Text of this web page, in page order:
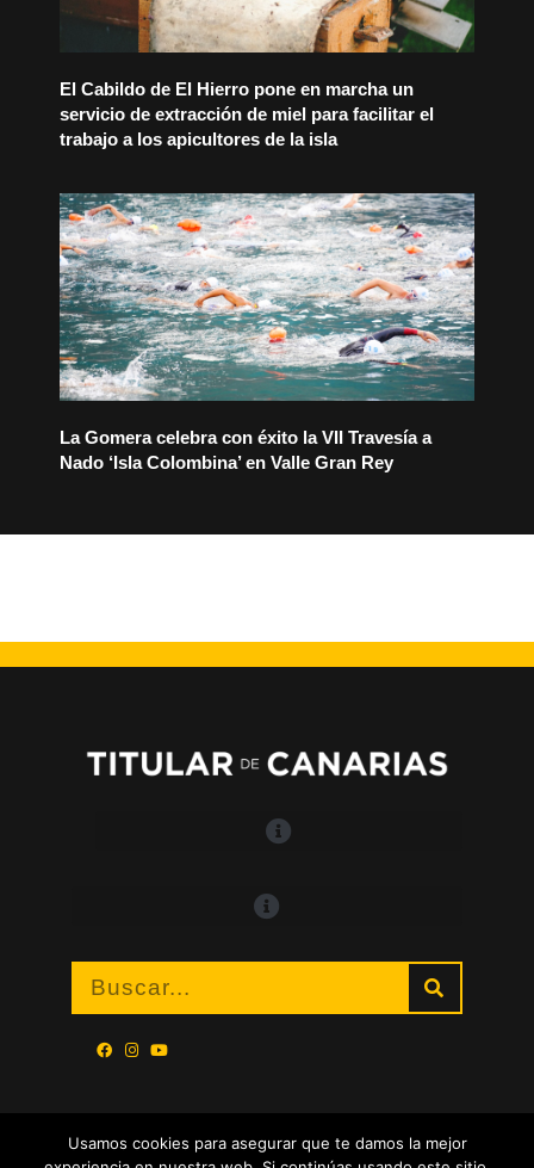
El Cabildo de El Hierro pone en marcha un
servicio de extracción de miel para facilitar el
trabajo a los apicultores de la isla
La Gomera celebra con éxito la VII Travesía a
Nado ‘Isla Colombina’ en Valle Gran Rey
Usamos cookies para asegurar que te damos la mejor